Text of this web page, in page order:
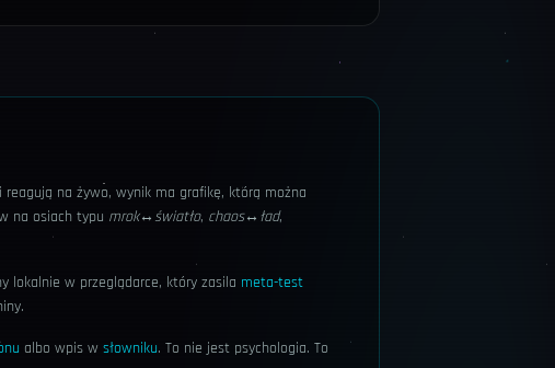
na żywo, wynik ma grafikę, którą można
na osiach typu mrok↔światło, chaos↔ład,
lokalnie w przeglądarce, który zasila meta-test
albo wpis w słowniku. To nie jest psychologia. To